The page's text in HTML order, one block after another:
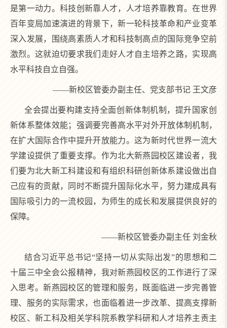
是第一动力。科技创新靠人才，人才培养靠教育。在世界
百年变局加速演进的背景下，新一轮科技革命和产业变革
深入发展，围绕高素质人才和科技制高点的国际竞争空前
激烈。这就迫切要求我们走好人才自主培养之路，实现高
水平科技自立自强。
——新校区管委办副主任、党支部书记 王文彦
全会提出要构建支持全面创新体制机制，提升国家创
新体系整体效能；强调要完善高水平对外开放体制机制，
在扩大国际合作中提升开放能力。这为新时代世界一流大
学建设提供了重要支撑。作为北大新燕园校区建设者，我
们要为北大新工科建设和有组织科研创新体系建设做出自
己应有的贡献，同时不断提升国际化水平，努力建成具有
国际吸引力的一流校园，为师生的成长和发展提供良好的
保障。
——新校区管委办副主任 刘金秋
结合习近平总书记“坚持一切从实际出发”的思想和二
十届三中全会公报精神，我对新燕园校区的工作进行了深
入思考。新燕园校区的管理和服务，既面临进一步完善管
理、服务的实际需求，也面临着进一步改革、提高支撑新
校区、新工科及相关学科院系教学科研和人才培养主责主